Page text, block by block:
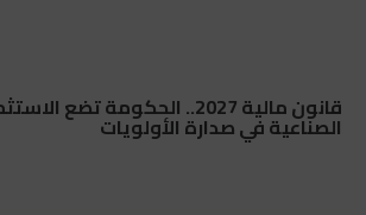
قانون مالية 2027.. الحكومة تضع
الصناعية في صدارة الأولويات